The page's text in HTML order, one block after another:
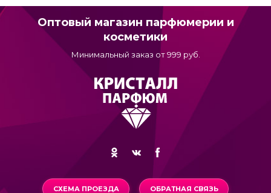
Оптовый магазин парфюмерии и
косметики
Минимальный заказ от 999 руб.
СХЕМА ПРОЕЗДА ОБРАТНАЯ СВЯЗЬ